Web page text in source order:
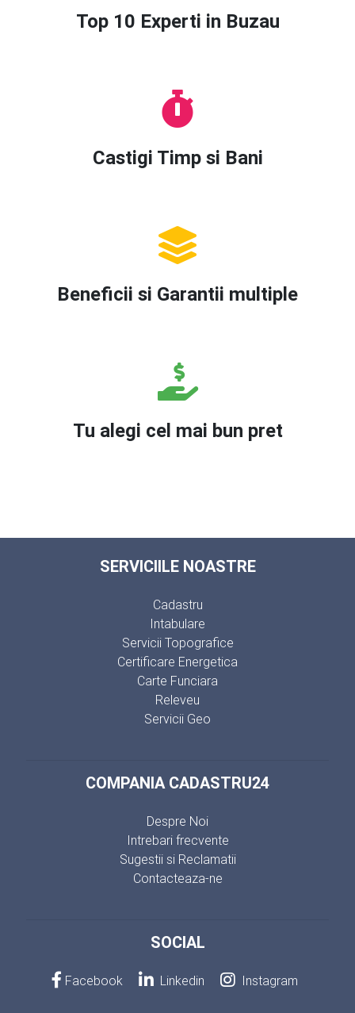
Top 10 Experti in Buzau
Castigi Timp si Bani
Beneficii si Garantii multiple
Tu alegi cel mai bun pret
SERVICIILE NOASTRE
Cadastru
Intabulare
Servicii Topografice
Certificare Energetica
Carte Funciara
Releveu
Servicii Geo
COMPANIA CADASTRU24
Despre Noi
Intrebari frecvente
Sugestii si Reclamatii
Contacteaza-ne
SOCIAL
Facebook Linkedin Instagram